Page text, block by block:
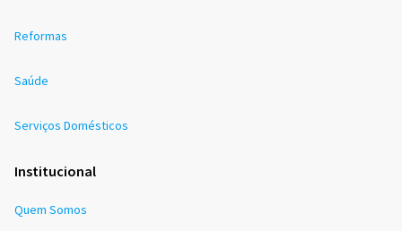
Reformas
Saúde
Serviços Domésticos
Institucional
Quem Somos